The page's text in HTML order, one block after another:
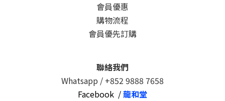
會員優惠
購物流程
會員優先訂購
聯絡我們
Whatsapp / +852 9888 7658
Facebook /龍和堂